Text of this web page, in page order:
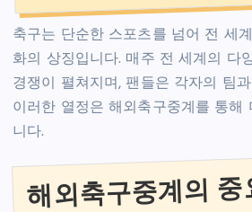
축구는 단순한 스포츠를 넘어 전 세
화의 상징입니다. 매주 전 세계의 다
경쟁이 펼쳐지며, 팬들은 각자의 팀
이러한 열정은 해외축구중계를 통해
니다.
해외축구중계의 중